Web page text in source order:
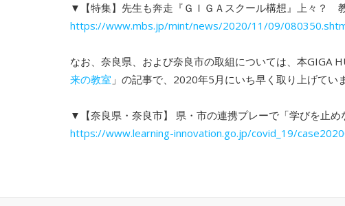
▼【特集】先生も奔走『ＧＩＧＡスクール構想』上々？
https://www.mbs.jp/mint/news/2020/11/09/
なお、奈良県、および奈良市の取組については、本GIGA
来の教室 」の記事で、2020年5月にいち早く取り上げてい
▼【奈良県・奈良市】 県・市の連携プレーで「学びを止
https://www.learning-innovation.go.jp/covid_19/